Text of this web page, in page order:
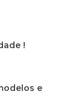
!
e